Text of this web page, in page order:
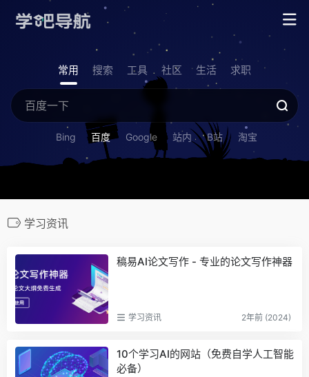
常用 搜索 工具 社区 生活 求职
Bing 百度 Google 站内 B站 淘宝
学习资讯
稿易AI论文写作 - 专业的论文写作神器
学习资讯 2年前 (2024)
10个学习AI的网站（免费自学人工智能
必备）